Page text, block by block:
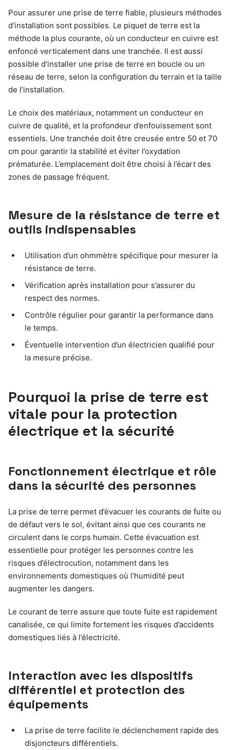
Pour assurer une prise de terre fiable, plusieurs méthodes
d’installation sont possibles. Le piquet de terre est la
méthode la plus courante, où un conducteur en cuivre est
enfoncé verticalement dans une tranchée. Il est aussi
possible d’installer une prise de terre en boucle ou un
réseau de terre, selon la configuration du terrain et la taille
de l’installation.
Le choix des matériaux, notamment un conducteur en
cuivre de qualité, et la profondeur d’enfouissement sont
essentiels. Une tranchée doit être creusée entre 50 et 70
cm pour garantir la stabilité et éviter l’oxydation
prématurée. L’emplacement doit être choisi à l’écart des
zones de passage fréquent.
Mesure de la résistance de terre et
outils indispensables
Utilisation d’un ohmmètre spécifique pour mesurer la
résistance de terre.
Vérification après installation pour s’assurer du
respect des normes.
Contrôle régulier pour garantir la performance dans
le temps.
Éventuelle intervention d’un électricien qualifié pour
la mesure précise.
Pourquoi la prise de terre est
vitale pour la protection
électrique et la sécurité
Fonctionnement électrique et rôle
dans la sécurité des personnes
La prise de terre permet d’évacuer les courants de fuite ou
de défaut vers le sol, évitant ainsi que ces courants ne
circulent dans le corps humain. Cette évacuation est
essentielle pour protéger les personnes contre les
risques d’électrocution, notamment dans les
environnements domestiques où l’humidité peut
augmenter les dangers.
Le courant de terre assure que toute fuite est rapidement
canalisée, ce qui limite fortement les risques d’accidents
domestiques liés à l’électricité.
Interaction avec les dispositifs
différentiel et protection des
équipements
La prise de terre facilite le déclenchement rapide des
disjoncteurs différentiels.